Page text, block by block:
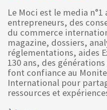
Le Moci est le media n°1
entrepreneurs, des
du commerce
magazine, dossiers,
réglementations, aides
130 ans, des
font confiance au
International pour
ressources et